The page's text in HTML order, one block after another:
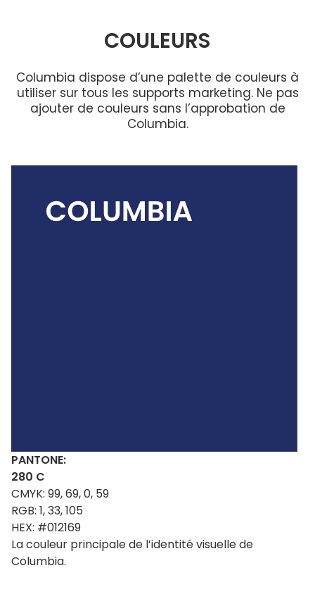
COULEURS
Columbia dispose d’une palette de couleurs à
utiliser sur tous les supports marketing. Ne pas
ajouter de couleurs sans l’approbation de
Columbia.
PANTONE:
280 C
CMYK: 99, 69, 0, 59
RGB: 1, 33, 105
HEX: #012169
La couleur principale de l’identité visuelle de
Columbia.